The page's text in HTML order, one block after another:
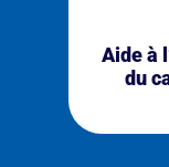
Aide à
du